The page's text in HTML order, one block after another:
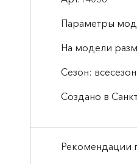
Параметры
На модели
Сезон:
Создано в
Рекомендации